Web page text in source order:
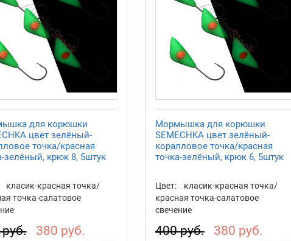
для корюшки
цвет зелёный-
точка/красная
зелёный, крюк 8, 5штук
класик-красная точка/
точка-салатовое
380 руб.
Мормышка для корюшки
SEMECHKA цвет зелёный-
коралловое точка/красная
точка-зелёный, крюк 6, 5штук
Цвет:
класик-красная точка/
красная точка-салатовое
свечение
400 руб. 380 руб.